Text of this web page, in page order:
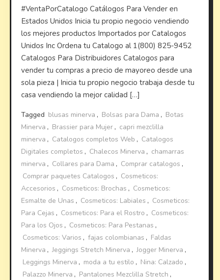
#VentaPorCatalogo Catálogos Para Vender en
Estados Unidos Inicia tu propio negocio vendiendo
los mejores productos Importados por Catalogos
Unidos Inc Ordena tu Catalogo al 1(800) 825-9452
Catalogos Para Distribuidores Catalogos para
vender tu compras a precio de mayoreo desde una
sola pieza | Inicia tu propio negocio trabaja desde tu
casa vendiendo la mejor calidad […]
Tagged blusas minerva , Bolsas para Dama , Botas
Minerva , Brassier para Mujer , capri mezclilla
minerva , Catalogos completos Web , Catalogos
Digitales completos , Chalecos Minerva , chamarras
minerva , Collares para Dama , Comprar catalogos ,
Comprar paquetes Catalogos , Cosmeticos:
Accesorios , Cosmeticos: Brochas , Cosmeticos:
Esmalte de Unas , Cosmeticos: Labiales , Cosmeticos:
Para Cejas , Cosmeticos: Para el Rostro , Cosmeticos:
Para los Ojos , Cosmeticos: Para Pestanas ,
Cosmeticos: Varios , fajas colombianas , Faldas
Minerva , Jeggings Stretch Minerva , Jogger Minerva ,
Leggings Minerva , moda a tu estilo , Nina: Calzado ,
Palazzo Minerva , Pantalones Mezclilla Stretch ,